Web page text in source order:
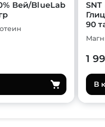
Вей/BlueLab
90
1
В